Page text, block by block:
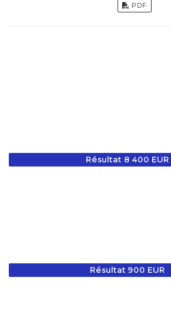
PDF
Résultat 8 400 EUR
Résultat 900 EUR